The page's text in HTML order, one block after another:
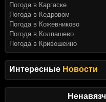
Интересные Новости
Погода в Каргаске
Погода в Кедровом
Погода в Кожевниково
Погода в Колпашево
Погода в Кривошеино